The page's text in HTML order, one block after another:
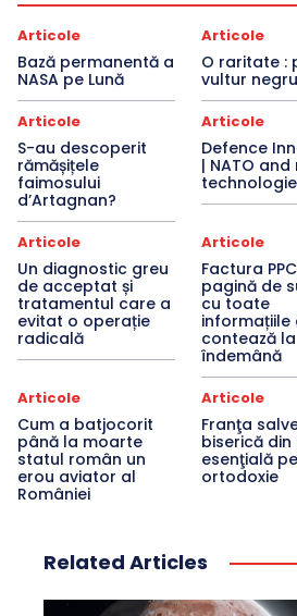
Articole
Bază permanentă a
NASA pe Lună
Articole
O raritate :
vultur negru
Articole
S-au descoperit
rămășițele
faimosului
d’Artagnan?
Articole
Defence
| NATO and
Articole
Un diagnostic greu
de acceptat și
tratamentul care a
evitat o operație
radicală
Articole
Factura
pagină de
cu toate
informațiile
contează la
îndemână
Articole
Cum a batjocorit
până la moarte
statul român un
erou aviator al
României
Articole
Franţa
biserică din
esenţială
ortodoxie
Related Articles